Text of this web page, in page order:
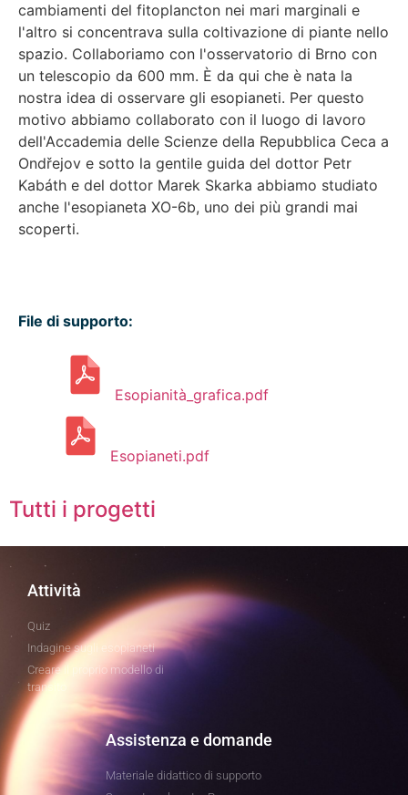
cambiamenti del fitoplancton nei mari marginali e
l'altro si concentrava sulla coltivazione di piante nello
spazio. Collaboriamo con l'osservatorio di Brno con
un telescopio da 600 mm. È da qui che è nata la
nostra idea di osservare gli esopianeti. Per questo
motivo abbiamo collaborato con il luogo di lavoro
dell'Accademia delle Scienze della Repubblica Ceca a
Ondřejov e sotto la gentile guida del dottor Petr
Kabáth e del dottor Marek Skarka abbiamo studiato
anche l'esopianeta XO-6b, uno dei più grandi mai
scoperti.
File di supporto:
Esopianità_grafica.pdf
Esopianeti.pdf
Tutti i progetti
Attività
Quiz
Indagine sugli esopianeti
Creare il proprio modello di
transito
Assistenza e domande
Materiale didattico di supporto